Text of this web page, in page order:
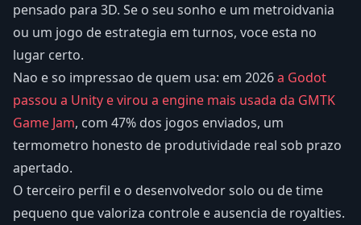
pensado para 3D. Se o seu sonho e um metroidvania
ou um jogo de estrategia em turnos, voce esta no
lugar certo.
Nao e so impressao de quem usa: em 2026a Godot
passou a Unity e virou a engine mais usada da GMTK
Game Jam, com 47% dos jogos enviados, um
termometro honesto de produtividade real sob prazo
apertado.
O terceiro perfil e o desenvolvedor solo ou de time
pequeno que valoriza controle e ausencia de royalties.